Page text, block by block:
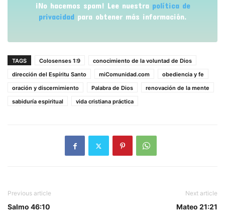
¡No hacemos spam! Lee nuestra política de
privacidad para obtener más información.
TAGS Colosenses 1:9
conocimiento de la voluntad de Dios
dirección del Espíritu Santo
miComunidad.com
obediencia y fe
oración y discernimiento
Palabra de Dios
renovación de la mente
sabiduría espiritual
vida cristiana práctica
Previous article
Salmo 46:10
Next article
Mateo 21:21